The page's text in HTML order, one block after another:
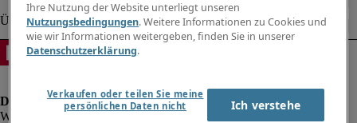
Ihre Nutzung der Website unterliegt unseren
Nutzungsbedingungen. Weitere Informationen zu Cookies und
wie wir Informationen weitergeben, finden Sie in unserer
Datenschutzerklärung.
Verkaufen oder teilen Sie meine
persönlichen Daten nicht
Ich verstehe